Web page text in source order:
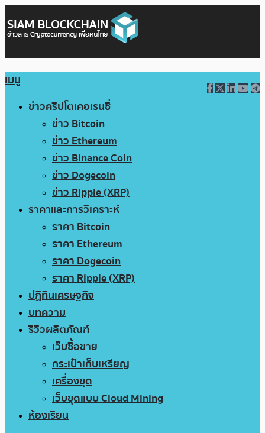
เมนู
ข่าวคริปโตเคอเรนซี่
ข่าว Bitcoin
ข่าว Ethereum
ข่าว Binance Coin
ข่าว Dogecoin
ข่าว Ripple (XRP)
ราคาและการวิเคราะห์
ราคา Bitcoin
ราคา Ethereum
ราคา Dogecoin
ราคา Ripple (XRP)
ปฏิทินเศรษฐกิจ
บทความ
รีวิวผลิตภัณฑ์
เว็บซื้อขาย
กระเป๋าเก็บเหรียญ
เครื่องขุด
เว็บขุดแบบ Cloud Mining
ห้องเรียน